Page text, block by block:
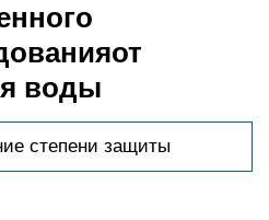
воды
степени защиты